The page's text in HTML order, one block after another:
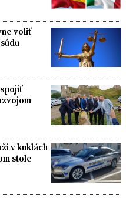
voliť
v kuklách
stole